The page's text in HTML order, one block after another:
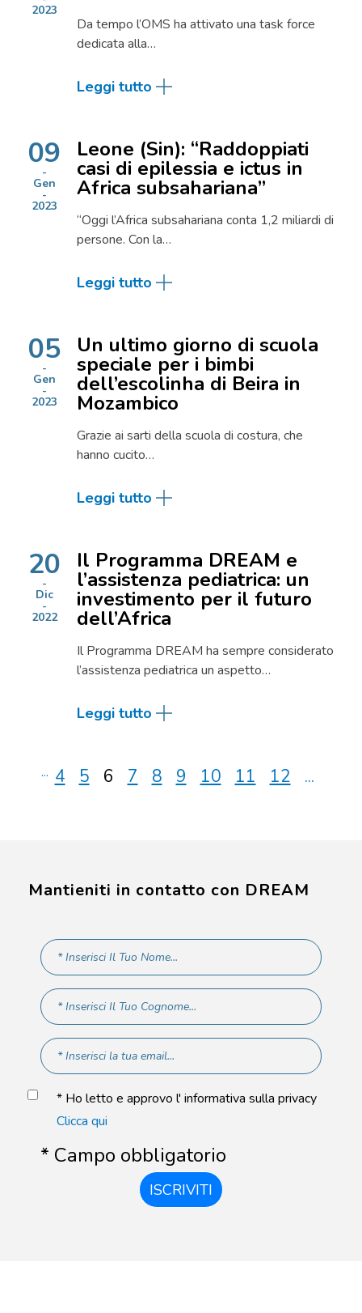
2023
Da tempo l’OMS ha attivato una task force
dedicata alla…
Leggi tutto
09
Gen
2023
Leone (Sin): “Raddoppiati
casi di epilessia e ictus in
Africa subsahariana”
“Oggi l’Africa subsahariana conta 1,2 miliardi di
persone. Con la…
Leggi tutto
05
Gen
2023
Un ultimo giorno di scuola
speciale per i bimbi
dell’escolinha di Beira in
Mozambico
Grazie ai sarti della scuola di costura, che
hanno cucito…
Leggi tutto
20
Dic
2022
Il Programma DREAM e
l’assistenza pediatrica: un
investimento per il futuro
dell’Africa
Il Programma DREAM ha sempre considerato
l’assistenza pediatrica un aspetto…
Leggi tutto
... 4 5 6 7 8 9 10 11 12 ...
Mantieniti in contatto con DREAM
* Ho letto e approvo l' informativa sulla privacy
Clicca qui
* Campo obbligatorio
ISCRIVITI